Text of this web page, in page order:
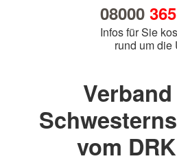
08000 365
Infos für Sie
rund um die
vom